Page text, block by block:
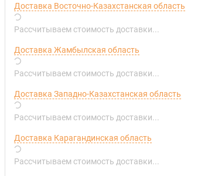
Доставка Восточно-Казахстанская область
Рассчитываем стоимость доставки...
Доставка Жамбылская область
Рассчитываем стоимость доставки...
Доставка Западно-Казахстанская область
Рассчитываем стоимость доставки...
Доставка Карагандинская область
Рассчитываем стоимость доставки...